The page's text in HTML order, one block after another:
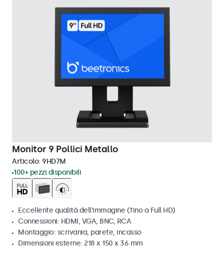
Monitor 9 Pollici Metallo
Articolo: 9HD7M
100+ pezzi disponibili
Eccellente qualità dell'immagine (fino a Full HD)
Connessioni: HDMI, VGA, BNC, RCA
Montaggio: scrivania, parete, incasso
Dimensioni esterne: 218 x 150 x 36 mm